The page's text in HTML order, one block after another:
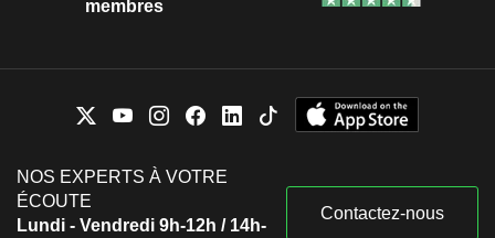
membres
NOS EXPERTS À VOTRE
ÉCOUTE
Lundi - Vendredi 9h-12h / 14h-
Contactez-nous